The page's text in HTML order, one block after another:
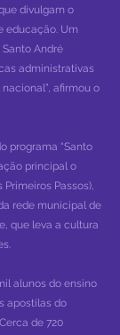
divulgam o
educação. Um
André
administrativas
afirmou o
programa “Santo
principal o
Primeiros Passos),
rede municipal de
que leva a cultura
alunos do ensino
apostilas do
de 720